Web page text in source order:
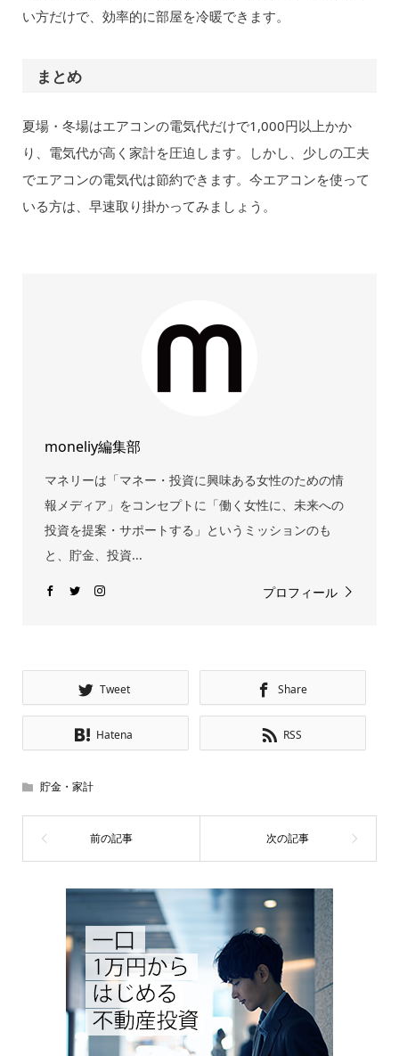
い方だけで、効率的に部屋を冷暖できます。
まとめ
夏場・冬場はエアコンの電気代だけで1,000円以上かか
り、電気代が高く家計を圧迫します。しかし、少しの工夫
でエアコンの電気代は節約できます。今エアコンを使って
いる方は、早速取り掛かってみましょう。
moneliy編集部
マネリーは「マネー・投資に興味ある女性のための情
報メディア」をコンセプトに「働く女性に、未来への
投資を提案・サポートする」というミッションのも
と、貯金、投資...
プロフィール
Tweet Share
Hatena RSS
貯金・家計